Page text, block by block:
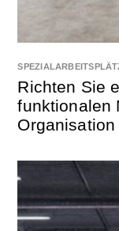
Richten Sie
funktionalen
Organisation